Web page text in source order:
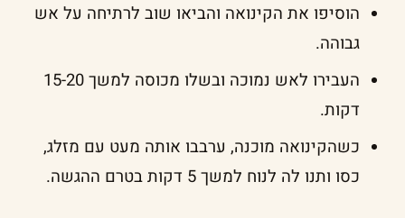
הוסיפו את הקינואה והביאו שוב לרתיחה על אש
גבוהה.
העבירו לאש נמוכה ובשלו מכוסה למשך 15-20
דקות.
כשהקינואה מוכנה, ערבבו אותה מעט עם מזלג,
כסו ותנו לה לנוח למשך 5 דקות בטרם ההגשה.